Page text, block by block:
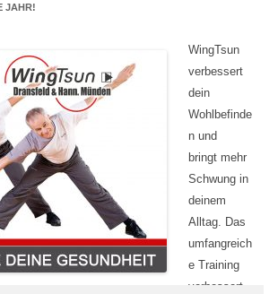
JAHR!
WingTsun
verbessert
dein
Wohlbefinde
n und
bringt mehr
Schwung in
deinem
Alltag. Das
umfangreich
e Training
verbessert